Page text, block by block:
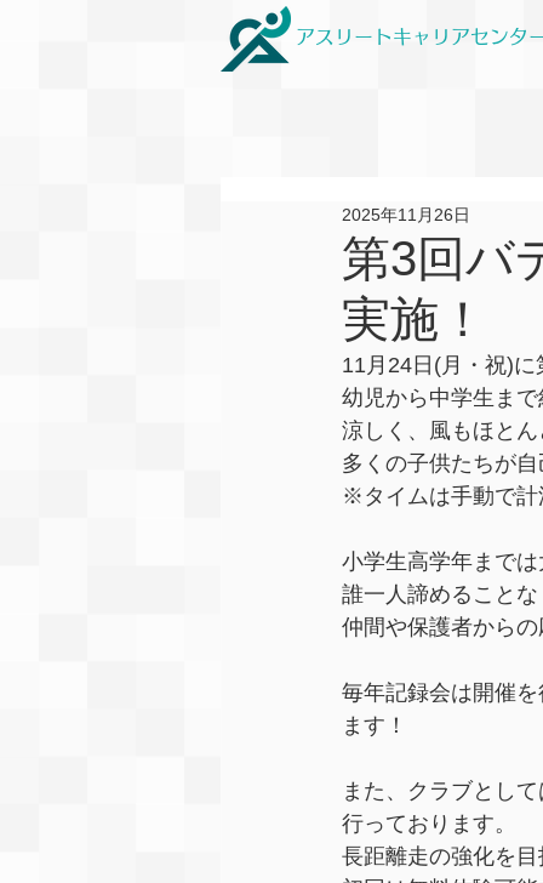
アスリートキャリアセンタ
第3回バ
実施！
2025年11月26日
11月24日(月・祝)
幼児から中学生ま
涼しく、風もほと
多くの子供たちが
※タイムは手動で計
小学生高学年まで
誰一人諦めること
仲間や保護者から
毎年記録会は開催
ます！
また、クラブとし
行っております。
長距離走の強化を